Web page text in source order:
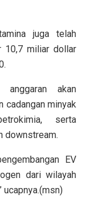
juga telah
10,7 miliar dollar
anggaran akan
cadangan minyak
serta
downstream.
EV
dari wilayah
ucapnya.(msn)